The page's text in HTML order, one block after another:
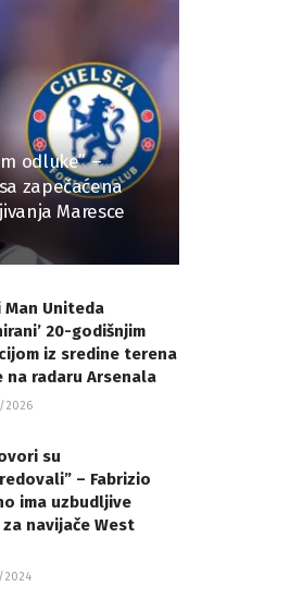
odluke” –
zapečaćena
Maresce
Man Uniteda
20-godišnjim
iz sredine terena
na radaru Arsenala
su
– Fabrizio
ima uzbudljive
navijače West